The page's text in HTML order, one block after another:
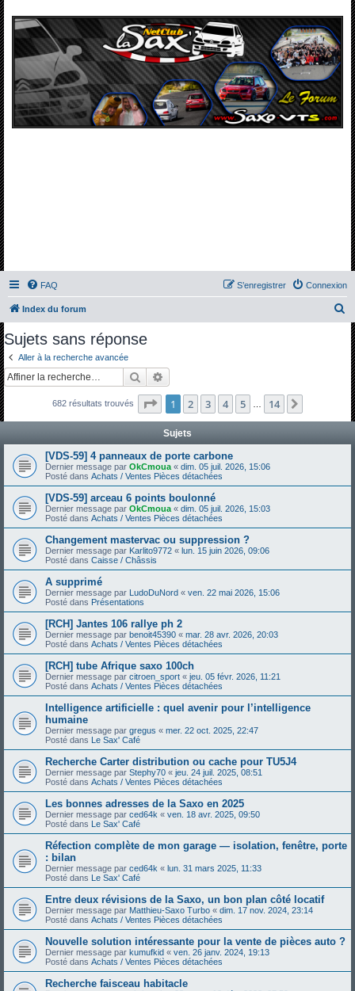
FAQ Connexion
S’enregistrer
Index du forum
c
Sujets sans réponse
Aller à la recherche avancée
Rechercher
682 résultats trouvés Page 1sur14
1 2 3 4 5 14
Sujets
[VDS-59] 4 panneaux de porte carbone
Dernier message par OkCmoua « dim. 05 juil. 2026, 15:06
Posté dans Achats / Ventes Pièces détachées
[VDS-59] arceau 6 points boulonné
Dernier message par OkCmoua « dim. 05 juil. 2026, 15:03
Posté dans Achats / Ventes Pièces détachées
Changement mastervac ou suppression ?
Dernier message par Karlito9772 « lun. 15 juin 2026, 09:06
Posté dans Caisse / Châssis
A supprimé
Dernier message par LudoDuNord « ven. 22 mai 2026, 15:06
Posté dans Présentations
[RCH] Jantes 106 rallye ph 2
Dernier message par benoit45390 « mar. 28 avr. 2026, 20:03
Posté dans Achats / Ventes Pièces détachées
[RCH] tube Afrique saxo 100ch
Dernier message par citroen_sport « jeu. 05 févr. 2026, 11:21
Posté dans Achats / Ventes Pièces détachées
Intelligence artificielle : quel avenir pour l’intelligence
humaine
Dernier message par gregus « mer. 22 oct. 2025, 22:47
Posté dans Le Sax' Café
Recherche Carter distribution ou cache pour TU5J4
Dernier message par Stephy70 « jeu. 24 juil. 2025, 08:51
Posté dans Achats / Ventes Pièces détachées
Les bonnes adresses de la Saxo en 2025
Dernier message par ced64k « ven. 18 avr. 2025, 09:50
Posté dans Le Sax' Café
Réfection complète de mon garage — isolation, fenêtre, porte
: bilan
Dernier message par ced64k « lun. 31 mars 2025, 11:33
Posté dans Le Sax' Café
Entre deux révisions de la Saxo, un bon plan côté locatif
Dernier message par Matthieu-Saxo Turbo « dim. 17 nov. 2024, 23:14
Posté dans Achats / Ventes Pièces détachées
Nouvelle solution intéressante pour la vente de pièces auto ?
Dernier message par kumufkid « ven. 26 janv. 2024, 19:13
Posté dans Achats / Ventes Pièces détachées
Recherche faisceau habitacle